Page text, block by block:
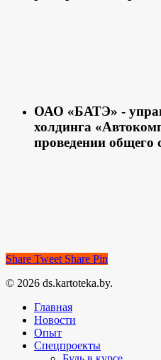
ОАО «БАТЭ» -
холдинга
проведении общего
Share Tweet Share Pin
© 2026 ds.kartoteka.by.
Главная
Новости
Опыт
Спецпроекты